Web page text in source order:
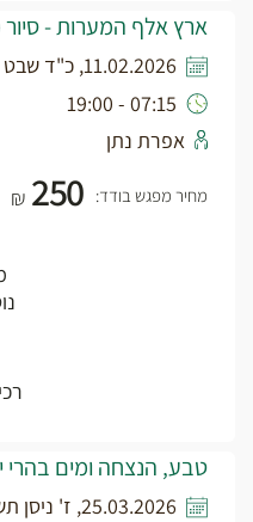
ארץ אלף המערות -
11.02.2026, כ"ד שבט תשפ"ו
07:15 - 19:00
אפרת נתן
מחיר מפגש בודד: ₪ 250
טבע, הנצחה ומים בהרי
25.03.2026, ז' ניסן תשפ"ו